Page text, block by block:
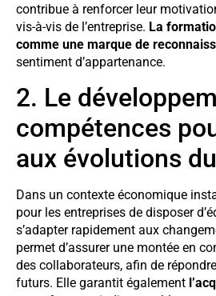
contribue à renforcer leur
vis-à-vis de l’entreprise. La
comme une marque de
sentiment d’appartenance.
2. Le
compétences
aux évolutions
Dans un contexte économique
pour les entreprises de disposer
s’adapter rapidement aux
permet d’assurer une montée en
des collaborateurs, afin de
futurs. Elle garantit également